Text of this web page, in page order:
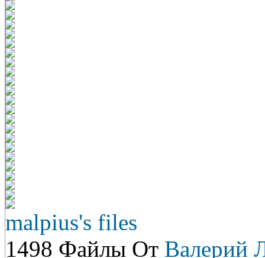
malpius's files
1498 Файлы От Валерий